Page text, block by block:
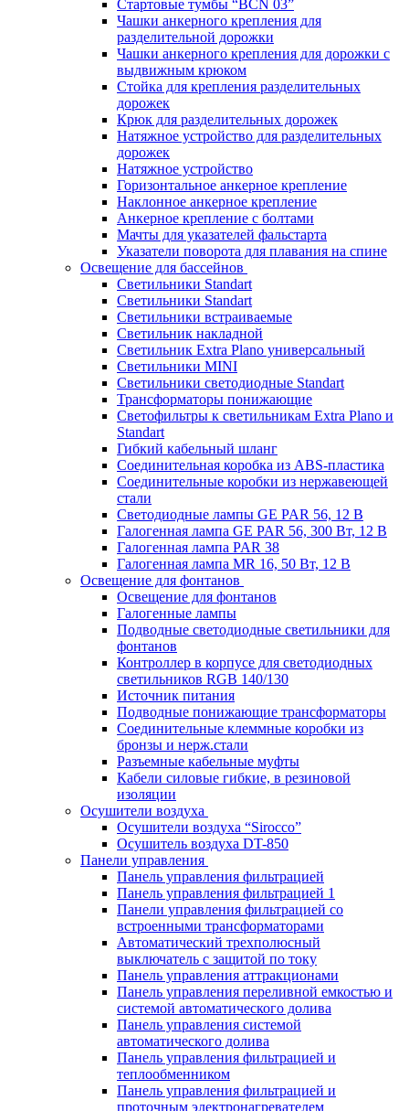
Стартовые тумбы “BCN 03”
Чашки анкерного крепления для
разделительной дорожки
Чашки анкерного крепления для дорожки с
выдвижным крюком
Стойка для крепления разделительных
дорожек
Крюк для разделительных дорожек
Натяжное устройство для разделительных
дорожек
Натяжное устройство
Горизонтальное анкерное крепление
Наклонное анкерное крепление
Анкерное крепление с болтами
Мачты для указателей фальстарта
Указатели поворота для плавания на спине
Освещение для бассейнов
Светильники Standart
Светильники Standart
Светильники встраиваемые
Светильник накладной
Светильник Extra Plano универсальный
Светильники MINI
Светильники светодиодные Standart
Трансформаторы понижающие
Светофильтры к светильникам Extra Plano и
Standart
Гибкий кабельный шланг
Соединительная коробка из ABS-пластика
Соединительные коробки из нержавеющей
стали
Светодиодные лампы GE PAR 56, 12 В
Галогенная лампа GE PAR 56, 300 Вт, 12 В
Галогенная лампа PAR 38
Галогенная лампа MR 16, 50 Вт, 12 В
Освещение для фонтанов
Освещение для фонтанов
Галогенные лампы
Подводные светодиодные светильники для
фонтанов
Контроллер в корпусе для светодиодных
светильников RGB 140/130
Источник питания
Подводные понижающие трансформаторы
Соединительные клеммные коробки из
бронзы и нерж.стали
Разъемные кабельные муфты
Кабели силовые гибкие, в резиновой
изоляции
Осушители воздуха
Осушители воздуха “Sirocco”
Осушитель воздуха DT-850
Панели управления
Панель управления фильтрацией
Панель управления фильтрацией 1
Панели управления фильтрацией cо
встроенными трансформаторами
Автоматический трехполюсный
выключатель с защитой по току
Панель управления аттракционами
Панель управления переливной емкостью и
системой автоматического долива
Панель управления системой
автоматического долива
Панель управления фильтрацией и
теплообменником
Панель управления фильтрацией и
проточным электронагревателем